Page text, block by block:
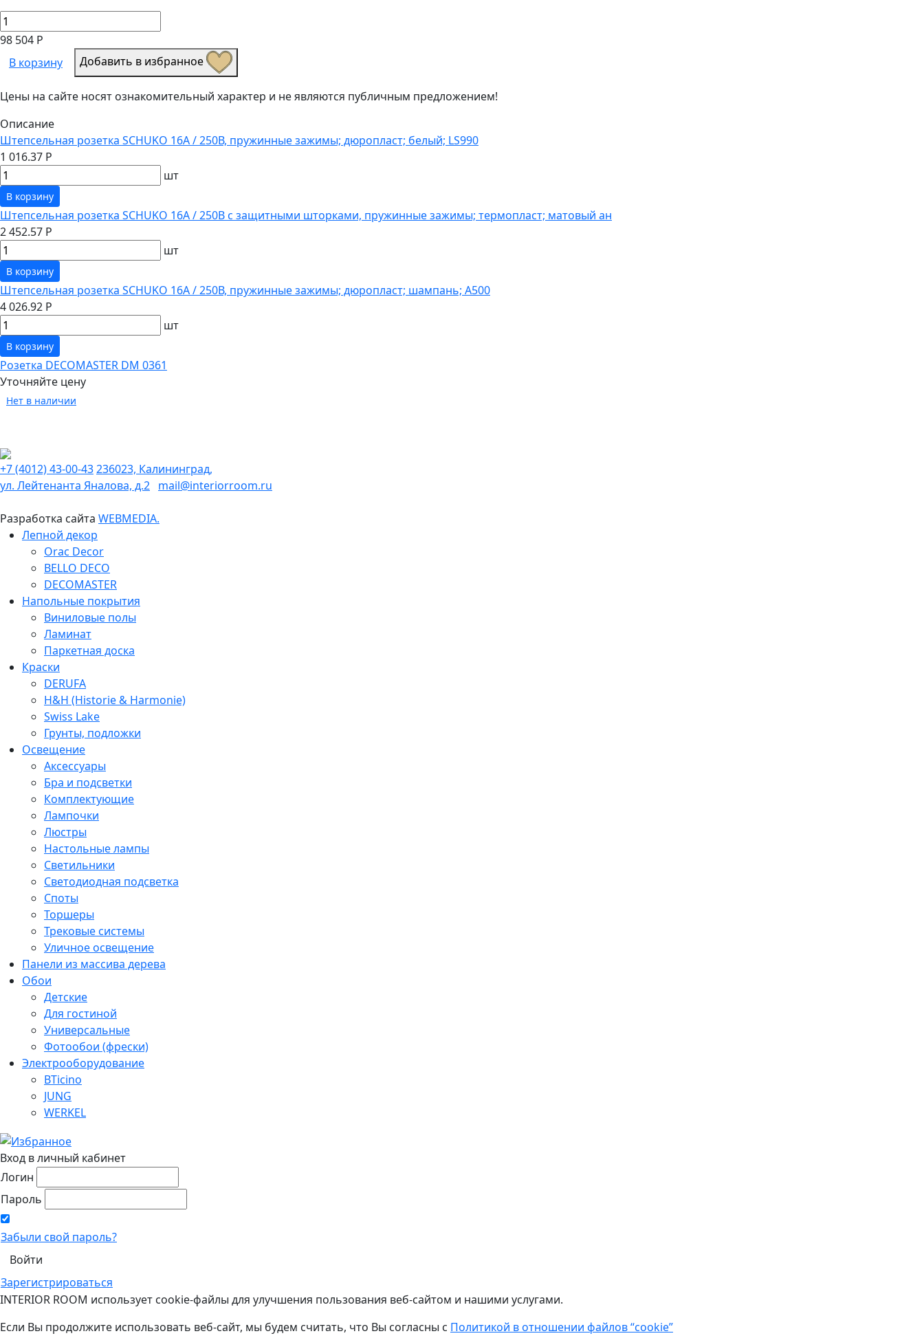
98 504 Р
В корзину
Добавить в избранное
Цены на сайте носят ознакомительный характер и не являются публичным предложением!
Описание
Штепсельная розетка SCHUKO 16А / 250В, пружинные зажимы; дюропласт; белый; LS990
1 016.37 Р
шт
В корзину
Штепсельная розетка SCHUKO 16А / 250В с защитными шторками, пружинные зажимы; термопласт; матовый ан
2 452.57 Р
шт
В корзину
Штепсельная розетка SCHUKO 16А / 250В, пружинные зажимы; дюропласт; шампань; A500
4 026.92 Р
шт
В корзину
Розетка DECOMASTER DM 0361
Уточняйте цену
Нет в наличии
+7 (4012) 43-00-43236023, Калининград,
ул. Лейтенанта Яналова, д.2 mail@interiorroom.ru
Разработка сайта WEBMEDIA.
Лепной декор
Orac Decor
BELLO DECO
DECOMASTER
Напольные покрытия
Виниловые полы
Ламинат
Паркетная доска
Краски
DERUFA
H&H (Historie & Harmonie)
Swiss Lake
Грунты, подложки
Освещение
Аксессуары
Бра и подсветки
Комплектующие
Лампочки
Люстры
Настольные лампы
Светильники
Светодиодная подсветка
Споты
Торшеры
Трековые системы
Уличное освещение
Панели из массива дерева
Обои
Детские
Для гостиной
Универсальные
Фотообои (фрески)
Электрооборудование
BTicino
JUNG
WERKEL
Вход в личный кабинет
Логин
Пароль
Забыли свой пароль?
Зарегистрироваться
INTERIOR ROOM использует cookie-файлы для улучшения пользования веб-сайтом и нашими услугами.
Если Вы продолжите использовать веб-сайт, мы будем считать, что Вы согласны с Политикой в отношении файлов “cookie”